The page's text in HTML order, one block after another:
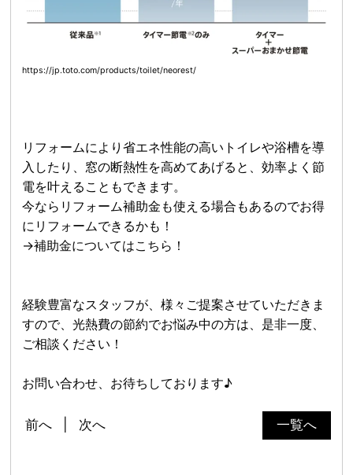
https://jp.toto.com/products/toilet/neorest/
リフォームにより省エネ性能の高いトイレや浴槽を導
入したり、窓の断熱性を高めてあげると、効率よく節
電を叶えることもできます。
今ならリフォーム補助金も使える場合もあるのでお得
にリフォームできるかも！
→補助金についてはこちら！
経験豊富なスタッフが、様々ご提案させていただきま
すので、光熱費の節約でお悩み中の方は、是非一度、
ご相談ください！
お問い合わせ、お待ちしております♪
一覧へ
前へ 次へ